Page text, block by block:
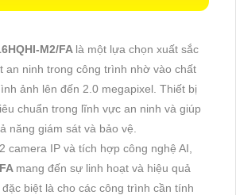
M2/FA là một lựa chọn xuất sắc
an ninh trong công trình nhờ vào chất
ảnh lên đến 2.0 megapixel. Thiết bị
chuẩn trong lĩnh vực an ninh và giúp
năng giám sát và bảo vệ.
camera IP và tích hợp công nghệ AI,
mang đến sự linh hoạt và hiệu quả
biệt là cho các công trình cần tính